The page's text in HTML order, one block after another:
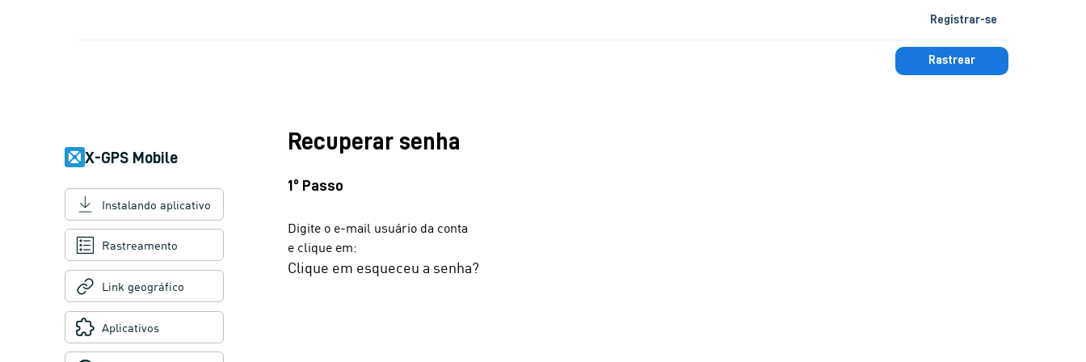
Registrar-se
Rastrear
X-GPS Mobile
Instalando aplicativo
Rastreamento
Link geográfico
Aplicativos
Recuperar senha
1º Passo
Digite o e-mail usuário da conta
e clique em:
Clique em esqueceu a senha?